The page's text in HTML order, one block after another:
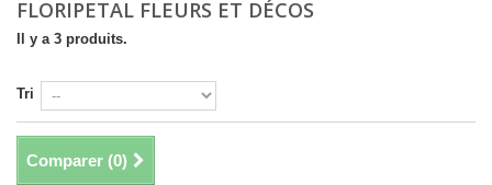
FLORIPETAL FLEURS ET DÉCOS
Il y a 3 produits.
Tri
Comparer (0)